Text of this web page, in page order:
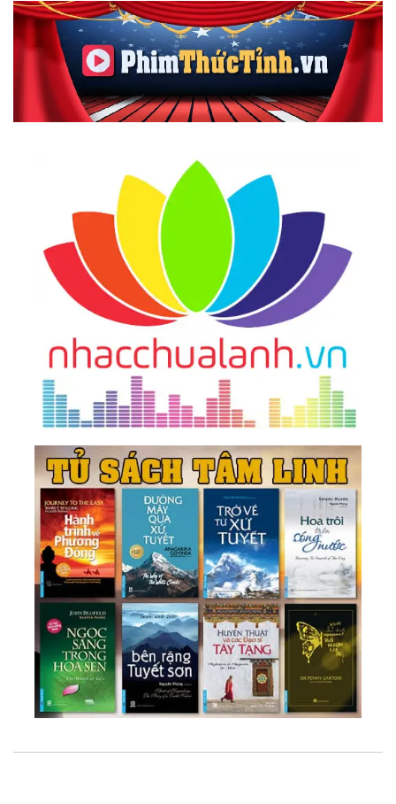
39.Phương Pháp Chuyển Hóa Năng Lượng
40.Đạo Của Tự Nhiên
41.Hành Trang Bước Vào Kỷ Nguyên Mới
42.
Tự Do Ý Chí
43.Người Vô Hình
Tư Duy Siêu Tích Cực
Sống Trọn Vẹn Từng Phút Giây
Sinh Mệnh Ánh Sáng
48.
Tìm Lại Chính Mình
Hành Trình Trở Về
Phương Pháp Trở Nên Nhất Thể Với Chúa,
Phật
51.Thuận Tự Nhiên
52.Hành Trình Vĩ Đại Của Linh Hồn
Cảm Giác Tích Cực
54.Vô Niệm - Vô Ngã
55.Thay Đổi Bản Thân Là Thay Đổi Thế Giới
56.Góc Nhìn
57.Thông Tin Là Năng Lượng
58.Làm Chủ Bản Năng
59.Nhất Ngôn, Tất Sát
60.Satan Chính Là Tình Yêu
61.Trí Tuệ Là Một Loại Hạnh Phúc
62. Tu Tâm, Sửa Tính
63.Tiến Hoá
64.Tình Yêu Thì Không Có Phân Biệt Và Phân Biệt